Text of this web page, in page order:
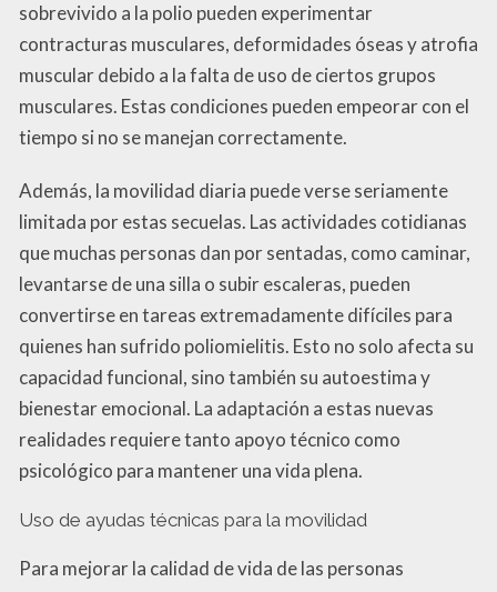
sobrevivido a la polio pueden experimentar
contracturas musculares, deformidades óseas y atrofia
muscular debido a la falta de uso de ciertos grupos
musculares. Estas condiciones pueden empeorar con el
tiempo si no se manejan correctamente.
Además, la movilidad diaria puede verse seriamente
limitada por estas secuelas. Las actividades cotidianas
que muchas personas dan por sentadas, como caminar,
levantarse de una silla o subir escaleras, pueden
convertirse en tareas extremadamente difíciles para
quienes han sufrido poliomielitis. Esto no solo afecta su
capacidad funcional, sino también su autoestima y
bienestar emocional. La adaptación a estas nuevas
realidades requiere tanto apoyo técnico como
psicológico para mantener una vida plena.
Uso de ayudas técnicas para la movilidad
Para mejorar la calidad de vida de las personas